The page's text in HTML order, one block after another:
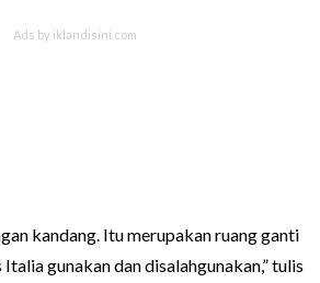
kandang. Itu merupakan ruang ganti
gunakan dan disalahgunakan,” tulis